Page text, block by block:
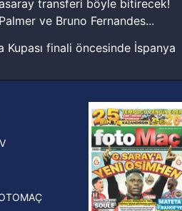
ve sitemizde ilgili
transferi böyle bitirecek!
ve Bruno Fernandes...
Kupası finali öncesinde İspanya
yüzüğü verilecek
Crespo, Meksika Ligi
Atlas'ın yeni teknik
oldu